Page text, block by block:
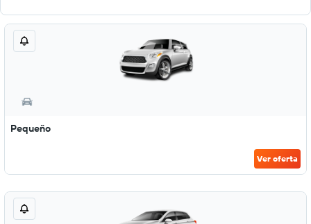
Pequeño
Ver oferta